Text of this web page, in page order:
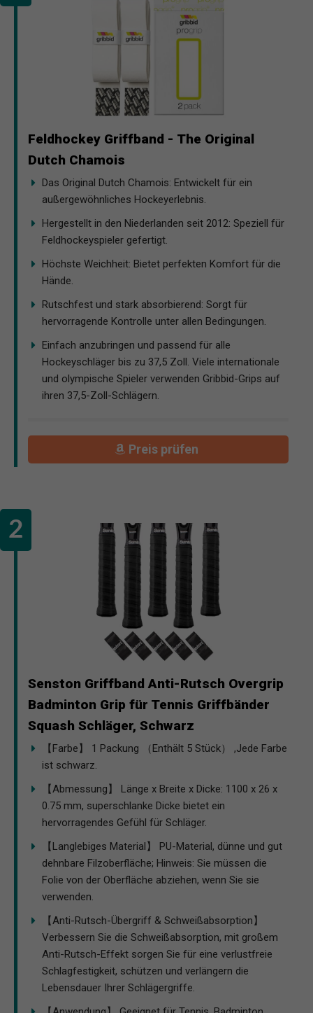
Feldhockey Griffband - The Original
Dutch Chamois
Das Original Dutch Chamois: Entwickelt für ein
außergewöhnliches Hockeyerlebnis.
Hergestellt in den Niederlanden seit 2012: Speziell für
Feldhockeyspieler gefertigt.
Höchste Weichheit: Bietet perfekten Komfort für die
Hände.
Rutschfest und stark absorbierend: Sorgt für
hervorragende Kontrolle unter allen Bedingungen.
Einfach anzubringen und passend für alle
Hockeyschläger bis zu 37,5 Zoll. Viele internationale
und olympische Spieler verwenden Gribbid-Grips auf
ihren 37,5-Zoll-Schlägern.
Preis prüfen
Senston Griffband Anti-Rutsch Overgrip
Badminton Grip für Tennis Griffbänder
Squash Schläger, Schwarz
【Farbe】 1 Packung （Enthält 5 Stück） ,Jede Farbe
ist schwarz.
【Abmessung】 Länge x Breite x Dicke: 1100 x 26 x
0.75 mm, superschlanke Dicke bietet ein
hervorragendes Gefühl für Schläger.
【Langlebiges Material】 PU-Material, dünne und gut
dehnbare Filzoberfläche; Hinweis: Sie müssen die
Folie von der Oberfläche abziehen, wenn Sie sie
verwenden.
【Anti-Rutsch-Übergriff & Schweißabsorption】
Verbessern Sie die Schweißabsorption, mit großem
Anti-Rutsch-Effekt sorgen Sie für eine verlustfreie
Schlagfestigkeit, schützen und verlängern die
Lebensdauer Ihrer Schlägergriffe.